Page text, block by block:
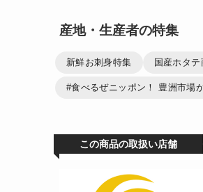
産地・生産者の特集
新鮮お刺身特集 国産ホタ
#食べるぜニッポン！ 豊洲市場
この商品の取扱い店舗